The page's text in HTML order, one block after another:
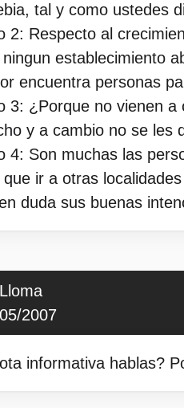
tal y como ustedes
2: Respecto al
establecimiento
encuentra personas
3: ¿Porque no vienen
y a cambio no se les
4: Son muchas las
que ir a otras
duda sus buenas
2007
informativa hablas?